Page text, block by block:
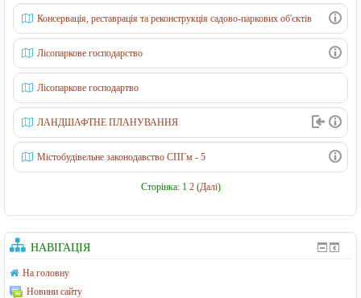
о
г
с
п
д
р
Консервація, реставрація та реконструкція садово-паркових об'єктів
Лісопаркове господарство
Лісопаркове господартво
ЛАНДШАФТНЕ ПЛАНУВАННЯ
Містобудівельне законодавство СПГм - 5
Сторінка: 1 2 (Далі)
НАВІГАЦІЯ
На головну
Новини сайту